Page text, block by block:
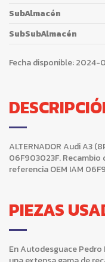
SubAlmacén
SubSubAlmacén
Fecha disponible:2024-
ALTERNADOR Audi A3
06F903023F.
referencia OEM IAM
PIEZAS
En Autodesguace